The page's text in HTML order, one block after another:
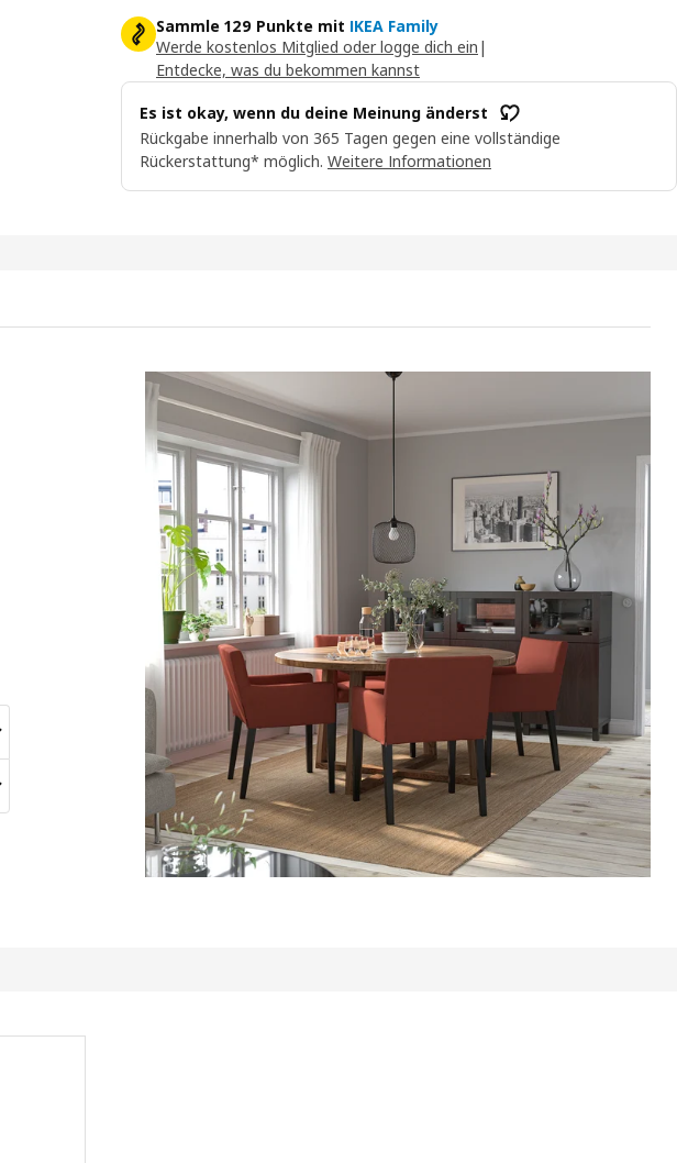
Sammle 129 Punkte mit IKEA Family
Werde kostenlos Mitglied oder logge dich ein |
Entdecke, was du bekommen kannst
Es ist okay, wenn du deine Meinung änderst
Rückgabe innerhalb von 365 Tagen gegen eine vollständige
Rückerstattung* möglich. Weitere Informationen